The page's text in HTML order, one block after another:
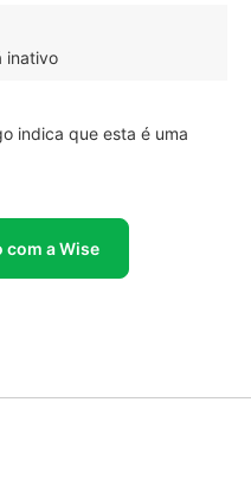
inativo
indica que esta é uma
com a Wise